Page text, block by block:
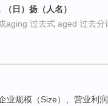
日）扬（人名）
aging 过去式 aged 过去分
业规模（Size）、营业利